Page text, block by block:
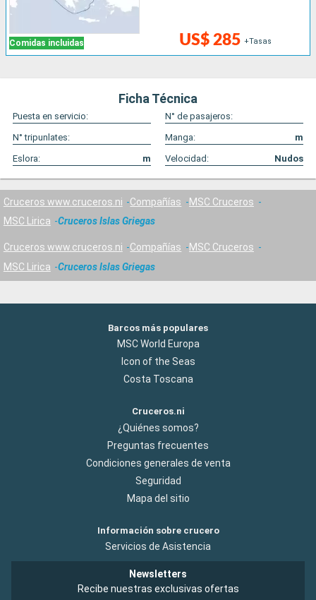
Comidas incluidas US$ 285 +Tasas
Ficha Técnica
Puesta en servicio:
N° de pasajeros:
N° tripunlates:
Manga:
m
Eslora:
m Velocidad: Nudos
Cruceros www.cruceros.ni Compañías
MSC Cruceros
MSC Lirica
Cruceros Islas Griegas
Cruceros www.cruceros.ni Compañías
MSC Cruceros
MSC Lirica
Cruceros Islas Griegas
Barcos más populares
MSC World Europa
Icon of the Seas
Costa Toscana
Cruceros.ni
¿Quiénes somos?
Preguntas frecuentes
Condiciones generales de venta
Seguridad
Mapa del sitio
Información sobre crucero
Servicios de Asistencia
Newsletters
Recibe nuestras exclusivas ofertas